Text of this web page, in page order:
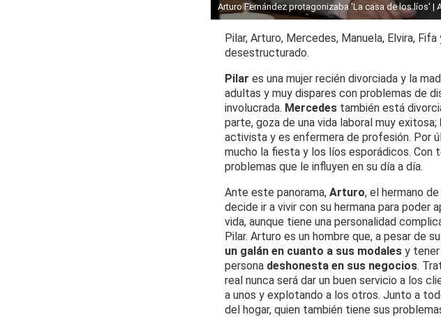
Arturo Fernández protagonizaba 'La casa de los líos' |
Pilar, Arturo, Mercedes, Manuela, Elvira,
desestructurado.
Pilar es una mujer recién divorciada y la
adultas y muy dispares con problemas de
involucrada. Mercedes también está
parte, goza de una vida laboral muy exitosa;
activista y es enfermera de profesión. Por
mucho la fiesta y los líos esporádicos.
problemas que le influyen en su día a día.
Ante este panorama, Arturo, el hermano
decide ir a vivir con su hermana para
vida, aunque tiene una personalidad
Pilar. Arturo es un hombre que, a pesar de
un galán en cuanto a sus modales y
persona deshonesta en sus negocios.
real nunca será dar un buen servicio a los
a unos y explotando a los otros. Junto a
del hogar, quien también tiene sus